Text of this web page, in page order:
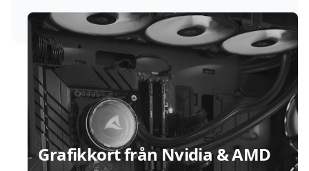
Grafikkort från Nvidia & AMD